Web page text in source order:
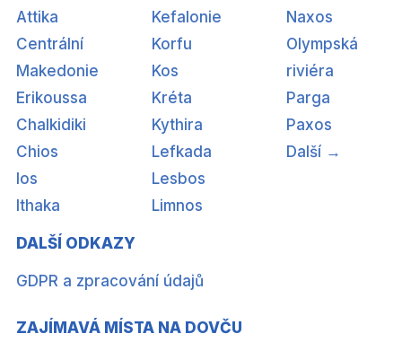
Attika
Centrální
Makedonie
Erikoussa
Chalkidiki
Chios
Ios
Ithaka
Kefalonie
Korfu
Kos
Kréta
Kythira
Lefkada
Lesbos
Limnos
Naxos
Olympská
riviéra
Parga
Paxos
Další →
DALŠÍ ODKAZY
GDPR a zpracování údajů
ZAJÍMAVÁ MÍSTA NA DOVČU